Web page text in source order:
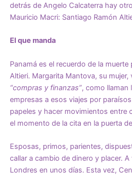
detrás de Angelo Calcaterra hay
Mauricio Macri: Santiago Ramón
El que manda
Panamá es el recuerdo de la muerte
Altieri. Margarita Mantova, su
“compras y finanzas”, como llaman
empresas a esos viajes por
papeles y hacer movimientos entre
el momento de la cita en la puerta
Esposas, primos, parientes,
callar a cambio de dinero y placer.
Londres en unos días. Esta vez,